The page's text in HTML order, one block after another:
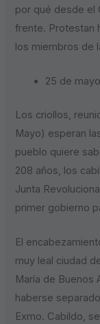
por qué desde el
frente. Protestan
los miembros de
25 de mayo
Los criollos,
Mayo) esperan
pueblo quiere
208 años, los
Junta
primer gobierno
El
muy leal ciudad
María de Buenos
haberse
Exmo. Cabildo,